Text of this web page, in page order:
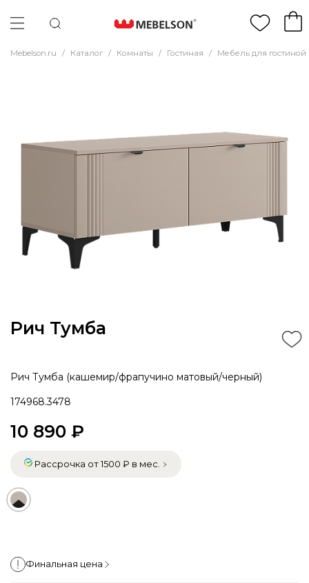
Mebelson.ru / Каталог / Комнаты / Гостиная / Мебель для гостиной
Рич Тумба
Рич Тумба (кашемир/фрапучино матовый/черный)
174968.3478
10 890 ₽
Рассрочка от 1500 ₽ в мес.
Финальная цена